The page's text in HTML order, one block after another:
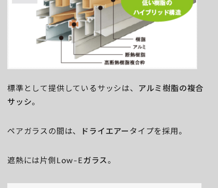
標準として提供しているサッシは、 アルミ樹脂の複合
サッシ。
ペアガラスの間は、 ドライエアータイプを採用。
遮熱には片側 Low-Eガラス。